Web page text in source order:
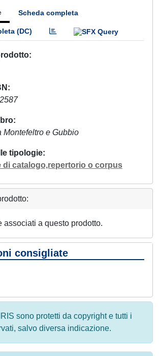
Scheda completa
(DC)
Montefeltro e Gubbio
tipologie
di catalogo,repertorio o corpus
associati a questo prodotto.
consigliate
sono protetti da copyright e tutti i
salvo diversa indicazione.